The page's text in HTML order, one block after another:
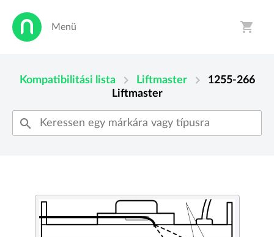
Menü shopping_cart
Kompatibilitási lista chevron_right Liftmaster chevron_right
1255-266
Liftmaster
search